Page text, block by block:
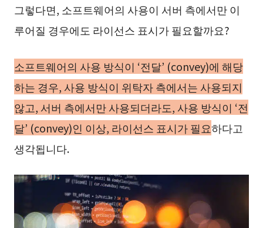
그렇다면, 소프트웨어의 사용이 서버 측에서만 이
루어질 경우에도 라이선스 표시가 필요할까요?
소프트웨어의 사용 방식이 ‘전달’ (convey)에 해당
하는 경우, 사용 방식이 위탁자 측에서는 사용되지
않고, 서버 측에서만 사용되더라도, 사용 방식이 ‘전
달’ (convey)인 이상, 라이선스 표시가 필요하다고
생각됩니다.